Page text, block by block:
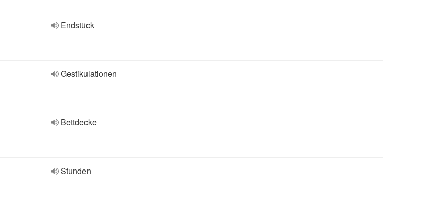
Endstück
Gestikulationen
Bettdecke
Stunden